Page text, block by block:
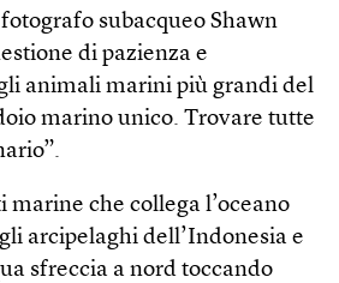
subacqueo Shawn
di pazienza e
animali marini più grandi del
marino unico. Trovare tutte
che collega l’oceano
arcipelaghi dell’Indonesia e
sfreccia a nord toccando